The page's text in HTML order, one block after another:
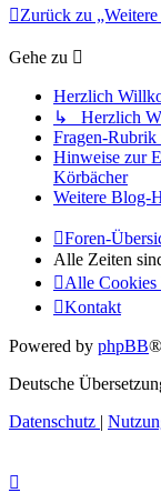
Zurück zu
Gehe zu
Herzlich
↳ Herzlich
Fragen-
Hinweise zur
Körbächer
Weitere Blog-
Foren-
Alle Zeiten
Alle Cookies
Kontakt
Powered by phpBB
Deutsche
Datenschutz |